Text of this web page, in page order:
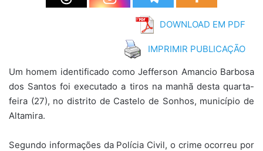
DOWNLOAD EM PDF
IMPRIMIR PUBLICAÇÃO
Um homem identificado como Jefferson Amancio Barbosa
dos Santos foi executado a tiros na manhã desta quarta-
feira (27), no distrito de Castelo de Sonhos, município de
Altamira.
Segundo informações da Polícia Civil, o crime ocorreu por